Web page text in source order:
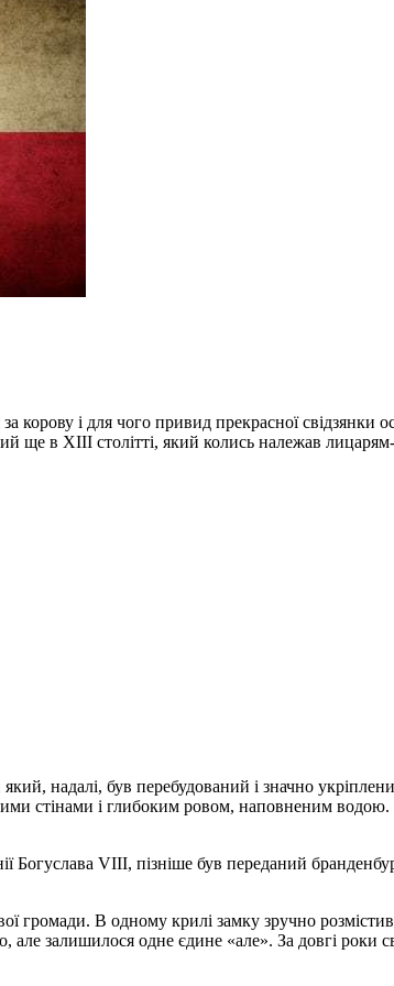
корову і для чого привид прекрасної свідзянки
ще в XIII столітті, який колись належав
надалі, був перебудований і значно
стінами і глибоким ровом, наповненим водою.
Богуслава VIII, пізніше був переданий
громади. В одному крилі замку зручно
залишилося одне єдине «але». За довгі роки